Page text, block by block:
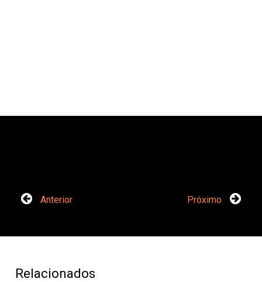
Anterior Próximo
Relacionados